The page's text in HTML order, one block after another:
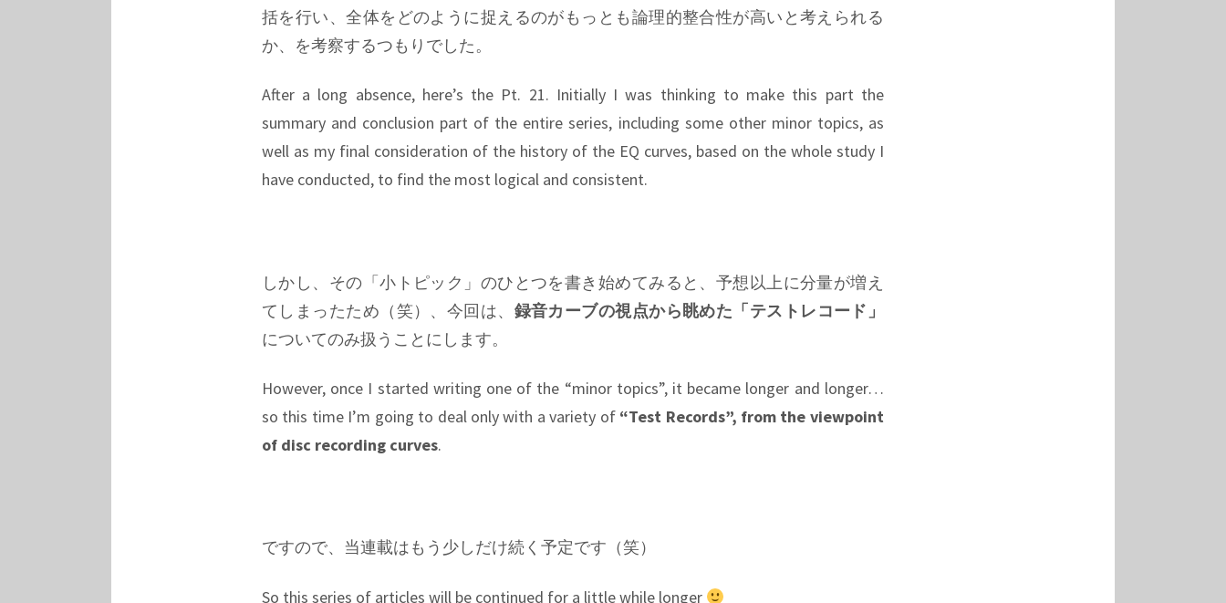
括を行い、全体をどのように捉えるのがもっとも論理的整合性が高いと考えられる
か、を考察するつもりでした。
After a long absence, here’s the Pt. 21. Initially I was thinking to make this part the
summary and conclusion part of the entire series, including some other minor topics, as
well as my final consideration of the history of the EQ curves, based on the whole study I
have conducted, to find the most logical and consistent.
しかし、その「小トピック」のひとつを書き始めてみると、予想以上に分量が増え
てしまったため（笑）、今回は、 録音カーブの視点から眺めた「テストレコード」
についてのみ扱うことにします。
However, once I started writing one of the “minor topics”, it became longer and longer…
so this time I’m going to deal only with a variety of “Test Records”, from the viewpoint
of disc recording curves.
ですので、当連載はもう少しだけ続く予定です（笑）
So this series of articles will be continued for a little while longer